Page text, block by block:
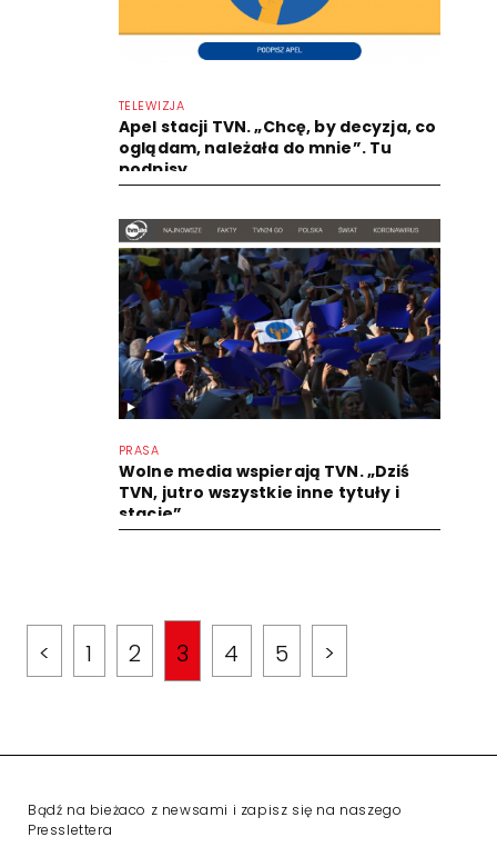
TELEWIZJA
Apel stacji TVN. „Chcę, by decyzja, co
oglądam, należała do mnie”. Tu
podpisy
PRASA
Wolne media wspierają TVN. „Dziś
TVN, jutro wszystkie inne tytuły i
stacje”
< 1 2 3 4 5 >
Bądź na bieżaco z newsami i zapisz się na naszego
Presslettera